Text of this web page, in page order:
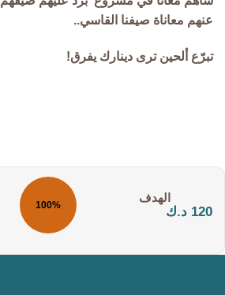
عنهم معاناة صيفنا القاسي..
تبرّع ألحين ترى دينارك يفرق!
120 د.ك 100%